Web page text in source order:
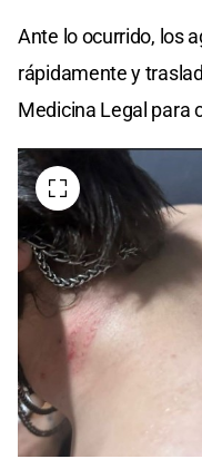
Ante lo ocurrido, los
rápidamente y
Medicina Legal para